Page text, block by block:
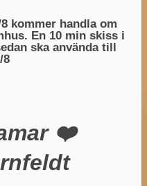
kommer handla om
En 10 min skiss i
ska använda till
8
❤️